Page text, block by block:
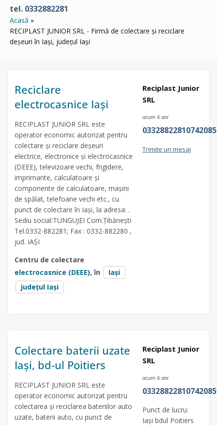
tel. 0332882281
Acasă
RECIPLAST JUNIOR SRL - Firmă de colectare și reciclare
deșeuri în Iași, județul Iași
Reciclare
electrocasnice Iași
RECIPLAST JUNIOR SRL este
operator economic autorizat pentru
colectare și reciclare deșeuri
electrice, electronice și electrocasnice
(DEEE), televizoare vechi, frigidere,
imprimante, calculatoare și
componente de calculatoare, mașini
de spălat, telefoane vechi etc., cu
punct de colectare în Iași, la adresa: .
Sediu social:TUNGUJEI Com.Ţibănești
Tel.0332-882281; Fax : 0332-882280 ,
jud. IAȘI
Centru de colectare
electrocasnice (DEEE), în
Iași
județul Iași
Reciplast Junior
SRL
acum 6 ani
Trimite un mesaj
Colectare baterii uzate
Iași, bd-ul Poitiers
RECIPLAST JUNIOR SRL este
operator economic autorizat pentru
colectarea și reciclarea bateriilor auto
uzate, baterii auto, cu punct de
Reciplast Junior
SRL
acum 6 ani
Punct de lucru:
Iași bdul Poitiers